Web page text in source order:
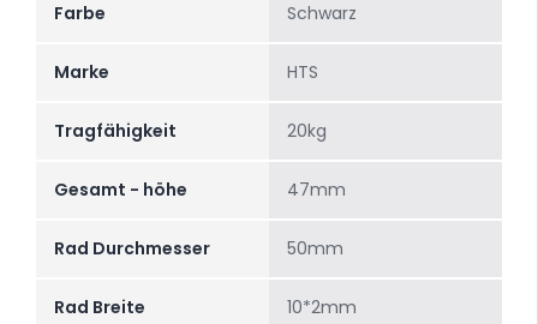
Farbe Schwarz
Marke HTS
Tragfähigkeit 20kg
Gesamt - höhe 47mm
Rad Durchmesser 50mm
Rad Breite 10*2mm